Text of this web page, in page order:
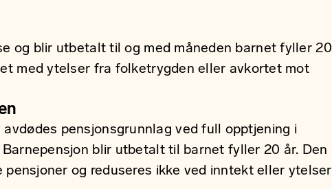
og blir utbetalt til og med måneden barnet fyller 20
med ytelser fra folketrygden eller avkortet mot
pensjonsgrunnlag ved full opptjening i
blir utbetalt til barnet fyller 20 år. Den
og reduseres ikke ved inntekt eller ytelser